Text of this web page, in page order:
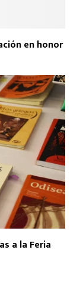
en honor
a la Feria